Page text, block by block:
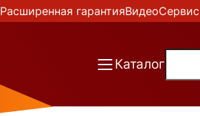
Расширенная гарантияВидеоСервис
Каталог